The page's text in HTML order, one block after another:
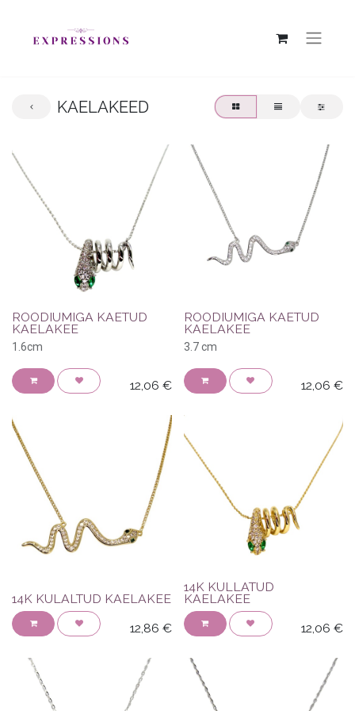
KAELAKEED
ROODIUMIGA KAETUD
KAELAKEE
1.6cm
12,06 €
ROODIUMIGA KAETUD
KAELAKEE
3.7 cm
12,06 €
14K KULALTUD KAELAKEE
12,86 €
14K KULLATUD
KAELAKEE
12,06 €